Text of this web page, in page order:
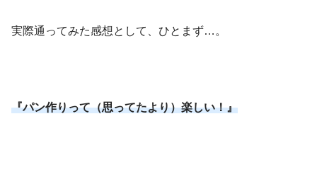
実際通ってみた感想として、ひとまず…。
『パン作りって（思ってたより）楽しい！』